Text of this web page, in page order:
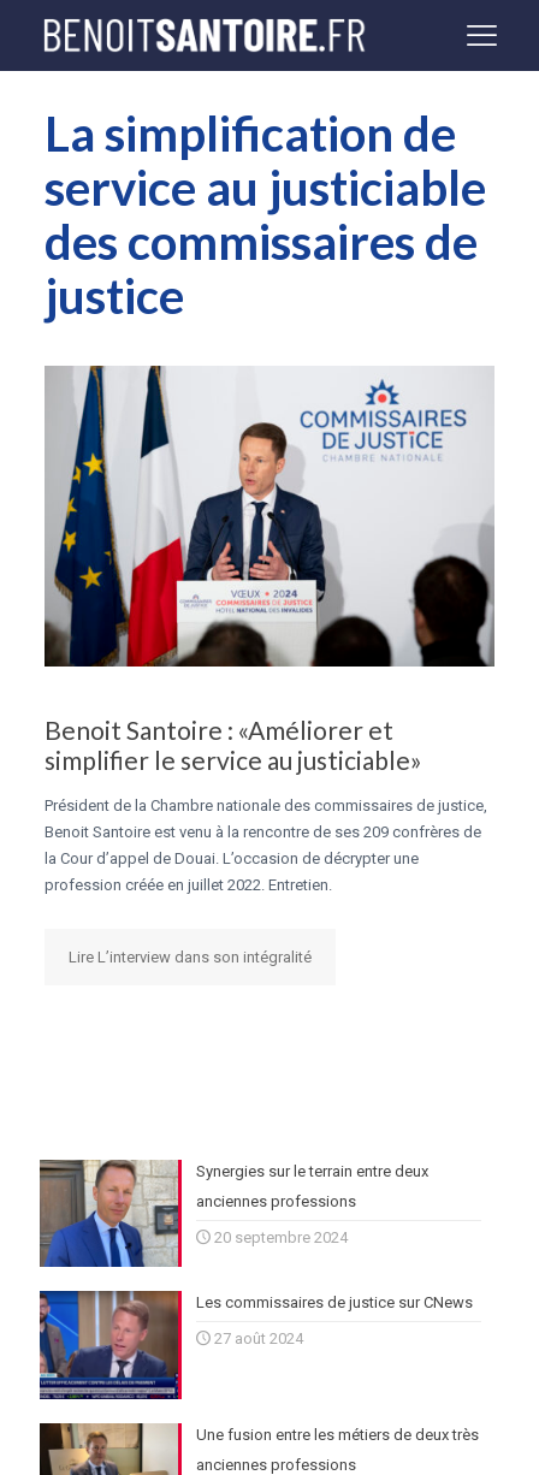
La simplification de
service au justiciable
des commissaires de
justice
Benoit Santoire : «Améliorer et
simplifier le service au justiciable»
Président de la Chambre nationale des commissaires de justice,
Benoit Santoire est venu à la rencontre de ses 209 confrères de
la Cour d’appel de Douai. L’occasion de décrypter une
profession créée en juillet 2022. Entretien.
Lire L’interview dans son intégralité
Synergies sur le terrain entre deux
anciennes professions
20 septembre 2024
Les commissaires de justice sur CNews
27 août 2024
Une fusion entre les métiers de deux très
anciennes professions